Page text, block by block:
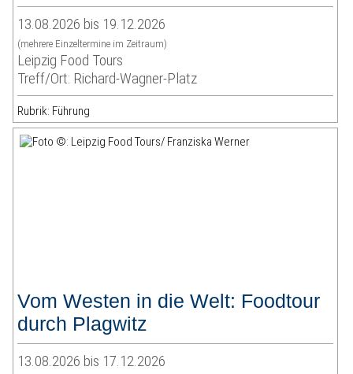
13.08.2026 bis 19.12.2026
(mehrere Einzeltermine im Zeitraum)
Leipzig Food Tours
Treff/Ort: Richard-Wagner-Platz
Rubrik: Führung
Vom Westen in die Welt: Foodtour
durch Plagwitz
13.08.2026 bis 17.12.2026